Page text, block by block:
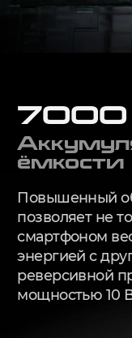
7000
ёмкости
Повышенный
позволяет не
смартфоном
энергией с
реверсивной
мощностью 10